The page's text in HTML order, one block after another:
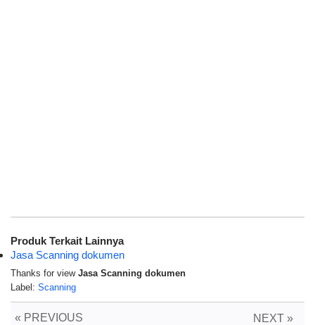
Produk Terkait Lainnya
Jasa Scanning dokumen
Thanks for view Jasa Scanning dokumen
Label: Scanning
« PREVIOUS NEXT »